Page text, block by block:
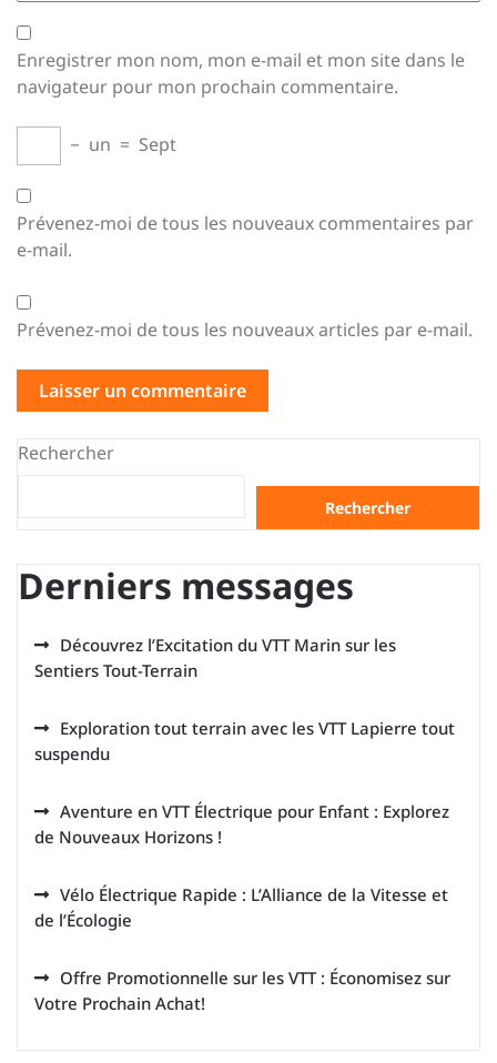
Enregistrer mon nom, mon e-mail et mon site dans le
navigateur pour mon prochain commentaire.
− un = Sept
Prévenez-moi de tous les nouveaux commentaires par
e-mail.
Prévenez-moi de tous les nouveaux articles par e-mail.
Rechercher
Rechercher
Derniers messages
Découvrez l’Excitation du VTT Marin sur les
Sentiers Tout-Terrain
Exploration tout terrain avec les VTT Lapierre tout
suspendu
Aventure en VTT Électrique pour Enfant : Explorez
de Nouveaux Horizons !
Vélo Électrique Rapide : L’Alliance de la Vitesse et
de l’Écologie
Offre Promotionnelle sur les VTT : Économisez sur
Votre Prochain Achat!